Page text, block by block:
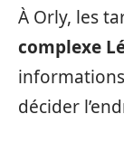
À Orly, les
complexe
décider